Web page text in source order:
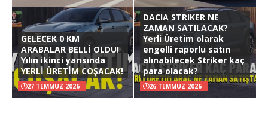
GELECEK 0 KM
ARABALAR BELLİ OLDU!
Yılın ikinci yarısında
YERLİ ÜRETİM COŞACAK!
27 TEMMUZ 2026
DACIA STRIKER NE
ZAMAN SATILACAK?
Yerli Üretim olarak
engelli raporlu satın
alınabilecek Striker kaç
para olacak?
26 TEMMUZ 2026